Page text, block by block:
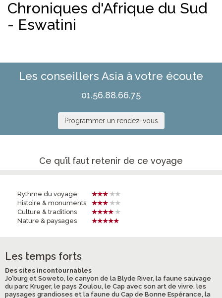
Chroniques d'Afrique du Sud
- Eswatini
Les conseillers Asia à votre écoute
01.56.88.66.75
Programmer un rendez-vous
Ce qu’il faut retenir de ce voyage
Rythme du voyage
Histoire & monuments
Culture & traditions
Nature & paysages
Les temps forts
Des sites incontournables
Jo’burg et Soweto, le canyon de la Blyde River, la faune sauvage
du parc Kruger, le pays Zoulou, le Cap avec son art de vivre, les
paysages grandioses et la faune du Cap de Bonne Espérance, la